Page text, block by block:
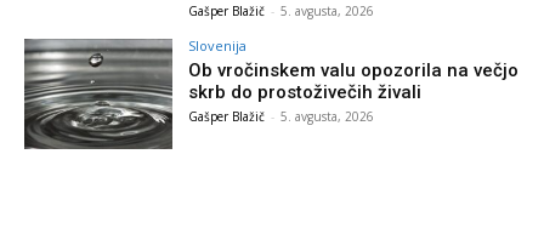
Gašper Blažič - 5. avgusta, 2026
Slovenija
Ob vročinskem valu opozorila na večjo
skrb do prostoživečih živali
Gašper Blažič - 5. avgusta, 2026